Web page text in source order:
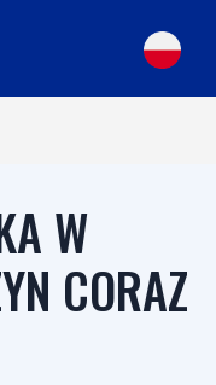
W
CORAZ